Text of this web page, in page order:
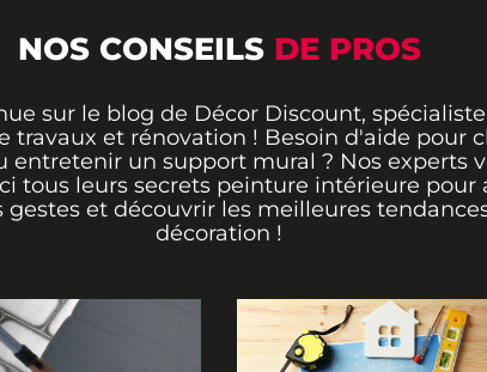
NOS CONSEILS DE PROS
sur le blog de Décor Discount,
travaux et rénovation ! Besoin d'aide pour
entretenir un support mural ? Nos experts
tous leurs secrets peinture intérieure pour
gestes et découvrir les meilleures
décoration !